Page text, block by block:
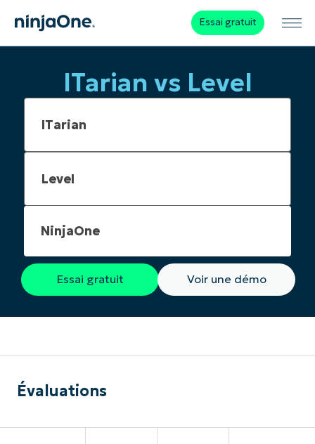
Essai gratuit
ITarian vs Level
NinjaOne
Essai gratuit Voir une démo
Évaluations